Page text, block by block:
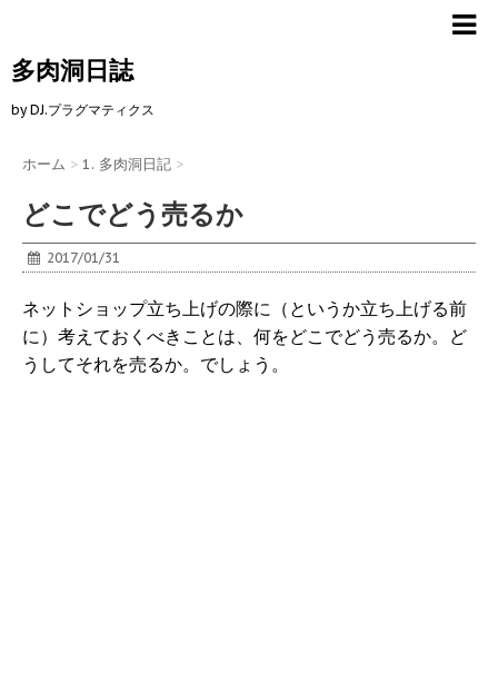
多肉洞日誌
by DJ.プラグマティクス
ホーム > 1. 多肉洞日記 >
どこでどう売るか
2017/01/31
ネットショップ立ち上げの際に（というか立ち上げる前
に）考えておくべきことは、何をどこでどう売るか。ど
うしてそれを売るか。でしょう。